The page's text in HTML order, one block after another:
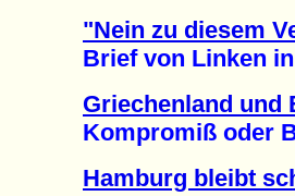
"Nein zu diesem
Brief von Linken in
Griechenland und
Kompromiß oder
Hamburg bleibt